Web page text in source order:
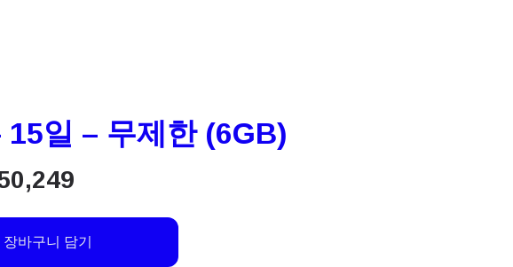
15일 – 무제한 (6GB)
장바구니 담기